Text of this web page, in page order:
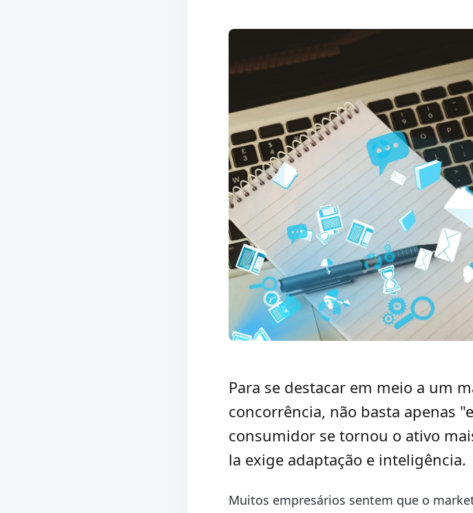
Para se destacar em meio a um
concorrência, não basta apenas
consumidor se tornou o ativo
la exige adaptação e inteligência.
Muitos empresários sentem que o